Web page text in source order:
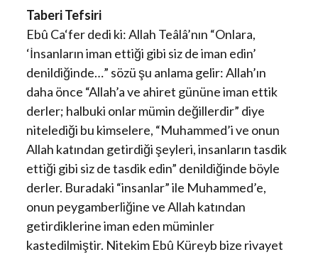
Taberi Tefsiri
Ebû Ca‘fer dedi ki: Allah Teâlâ’nın “Onlara,
‘İnsanların iman ettiği gibi siz de iman edin’
denildiğinde…” sözü şu anlama gelir: Allah’ın
daha önce “Allah’a ve ahiret gününe iman ettik
derler; halbuki onlar mümin değillerdir” diye
nitelediği bu kimselere, “Muhammed’i ve onun
Allah katından getirdiği şeyleri, insanların tasdik
ettiği gibi siz de tasdik edin” denildiğinde böyle
derler. Buradaki “insanlar” ile Muhammed’e,
onun peygamberliğine ve Allah katından
getirdiklerine iman eden müminler
kastedilmiştir. Nitekim Ebû Küreyb bize rivayet